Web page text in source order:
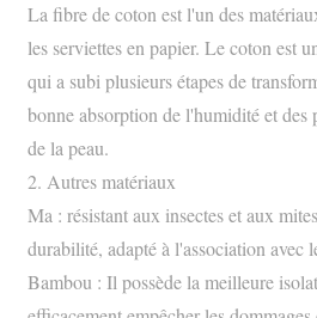
La fibre de coton est l'un des
les serviettes en papier. Le coton est
qui a subi plusieurs étapes de
bonne absorption de l'humidité et des
de la peau.
2. Autres matériaux
Ma : résistant aux insectes et aux
durabilité, adapté à l'association avec
Bambou : Il possède la meilleure